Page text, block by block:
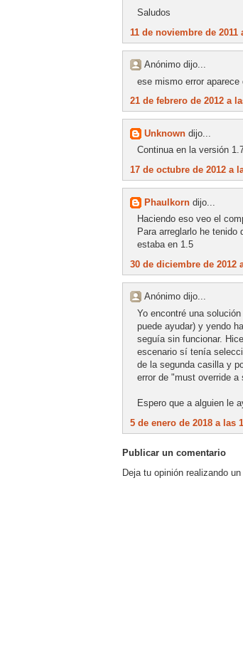
Saludos
11 de noviembre de 2011
Anónimo dijo...
ese mismo error
21 de febrero de 2012 a
Unknown dijo...
Continua en la versión
17 de octubre de 2012 a
Phaulkorn dijo...
Haciendo eso veo el
Para arreglarlo he
estaba en 1.5
30 de diciembre de 2012
Anónimo dijo...
Yo encontré una
puede ayudar) y yendo
seguía sin funcionar.
escenario sí tenía
de la segunda casilla y
error de "must override a
Espero que a alguien le
5 de enero de 2018 a las
Publicar un comentario
Deja tu opinión realizando